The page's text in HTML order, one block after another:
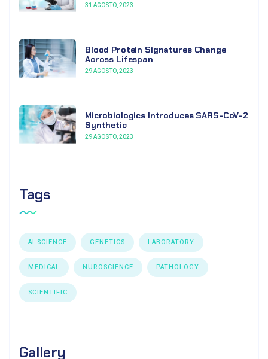
31 AGOSTO, 2023
Blood Protein Signatures Change
Across Lifespan
29 AGOSTO, 2023
Microbiologics Introduces SARS-CoV-2
Synthetic
29 AGOSTO, 2023
Tags
AI SCIENCE GENETICS LABORATORY
MEDICAL NUROSCIENCE PATHOLOGY
SCIENTIFIC
Gallery